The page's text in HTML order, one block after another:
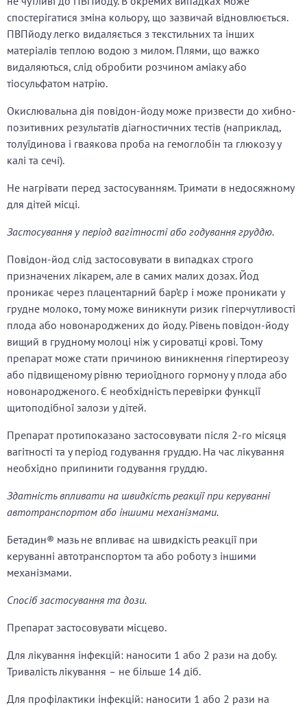
спостерігатися зміна кольору, що зазвичай відновлюється.
ПВПйоду легко видаляється з текстильних та інших
матеріалів теплою водою з милом. Плями, що важко
видаляються, слід обробити розчином аміаку або
тіосульфатом натрію.
Окислювальна дія повідон-йоду може призвести до хибно-
позитивних результатів діагностичних тестів (наприклад,
толуїдинова і гваякова проба на гемоглобін та глюкозу у
калі та сечі).
Не нагрівати перед застосуванням. Тримати в недосяжному
для дітей місці.
Застосування у період вагітності або годування груддю.
Повідон-йод слід застосовувати в випадках строго
призначених лікарем, але в самих малих дозах. Йод
проникає через плацентарний бар’єр і може проникати у
грудне молоко, тому може виникнути ризик гіперчутливості
плода або новонароджених до йоду. Рівень повідон-йоду
вищий в грудному молоці ніж у сироватці крові. Тому
препарат може стати причиною виникнення гіпертиреозу
або підвищеному рівню териоїдного гормону у плода або
новонародженого. Є необхідність перевірки функції
щитоподібної залози у дітей.
Препарат протипоказано застосовувати після 2-го місяця
вагітності та у період годування груддю. На час лікування
необхідно припинити годування груддю.
Здатність впливати на швидкість реакції при керуванні
автотранспортом або іншими механізмами.
Бетадин® мазь не впливає на швидкість реакції при
керуванні автотранспортом та або роботу з іншими
механізмами.
Спосіб застосування та дози.
Препарат застосовувати місцево.
Для лікування інфекцій: наносити 1 або 2 рази на добу.
Тривалість лікування – не більше 14 діб.
Для профілактики інфекцій: наносити 1 або 2 рази на